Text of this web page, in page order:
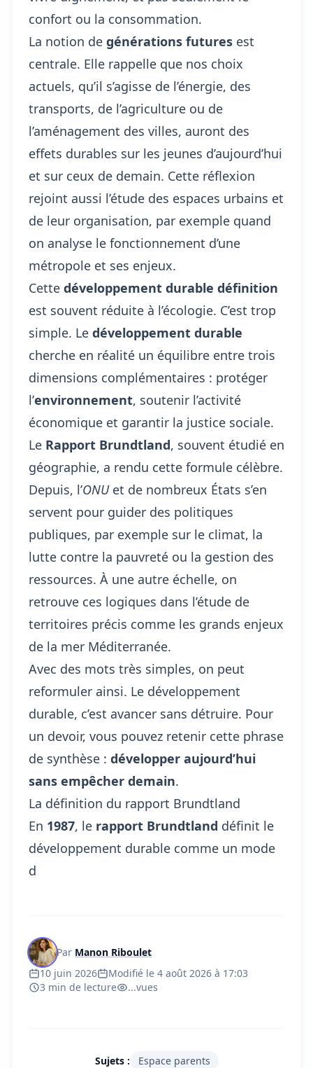
confort ou la consommation.
La notion de générations futures est
centrale. Elle rappelle que nos choix
actuels, qu’il s’agisse de l’énergie, des
transports, de l’agriculture ou de
l’aménagement des villes, auront des
effets durables sur les jeunes d’aujourd’hui
et sur ceux de demain. Cette réflexion
rejoint aussi l’étude des espaces urbains et
de leur organisation, par exemple quand
on analyse le fonctionnement d’une
métropole et ses enjeux.
Cette développement durable définition
est souvent réduite à l’écologie. C’est trop
simple. Le développement durable
cherche en réalité un équilibre entre trois
dimensions complémentaires : protéger
l’environnement, soutenir l’activité
économique et garantir la justice sociale.
Le Rapport Brundtland, souvent étudié en
géographie, a rendu cette formule célèbre.
Depuis, l’ONUet de nombreux États s’en
servent pour guider des politiques
publiques, par exemple sur le climat, la
lutte contre la pauvreté ou la gestion des
ressources. À une autre échelle, on
retrouve ces logiques dans l’étude de
territoires précis comme les grands enjeux
de la mer Méditerranée.
Avec des mots très simples, on peut
reformuler ainsi. Le développement
durable, c’est avancer sans détruire. Pour
un devoir, vous pouvez retenir cette phrase
de synthèse : développer aujourd’hui
sans empêcher demain.
La définition du rapport Brundtland
En 1987, le rapport Brundtland définit le
développement durable comme un mode
d
Par Manon Riboulet
10 juin 2026
Modifié le 4 août 2026 à 17:03
3 min de lecture
...vues
Sujets : Espace parents